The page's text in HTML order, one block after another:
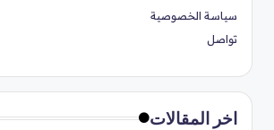
سياسة الخصوصية
تواصل
اخر المقالات